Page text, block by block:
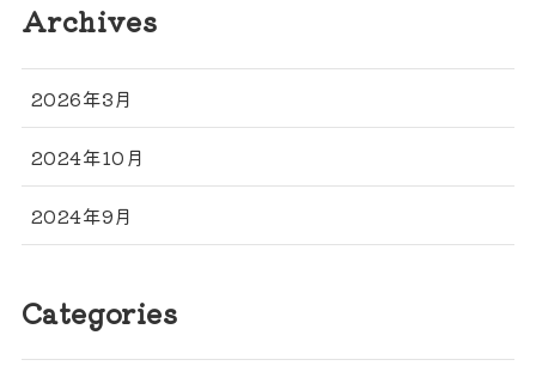
Archives
2026年3月
2024年10月
2024年9月
Categories